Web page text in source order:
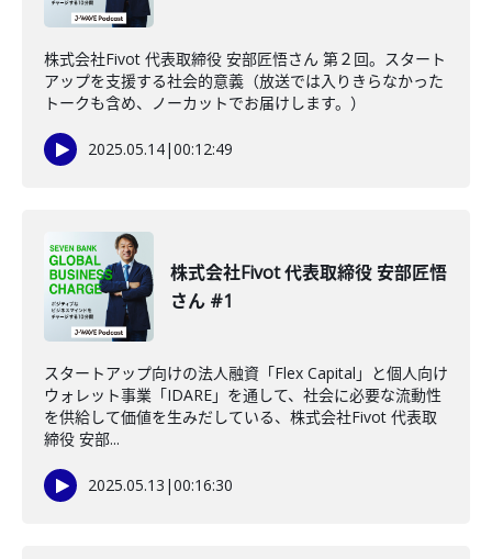
株式会社Fivot 代表取締役 安部匠悟さん 第２回。スタート
アップを支援する社会的意義（放送では入りきらなかった
トークも含め、ノーカットでお届けします。）
2025.05.14|00:12:49
株式会社Fivot 代表取締役 安部匠悟
さん #1
スタートアップ向けの法人融資「Flex Capital」と個人向け
ウォレット事業「IDARE」を通して、社会に必要な流動性
を供給して価値を生みだしている、株式会社Fivot 代表取
締役 安部...
2025.05.13 |00:16:30